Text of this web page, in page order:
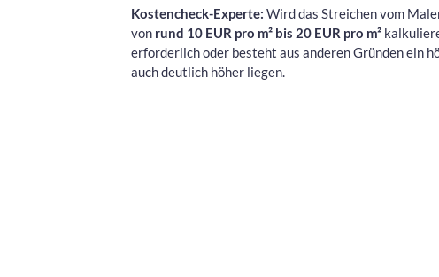
Kostencheck-Experte: Wird das Streichen vom
von rund 10 EUR pro m² bis 20 EUR pro m²
erforderlich oder besteht aus anderen Gründen ein
auch deutlich höher liegen.